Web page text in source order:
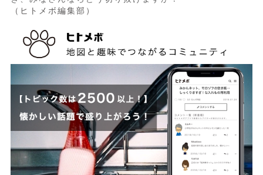
（ヒトメボ編集部）